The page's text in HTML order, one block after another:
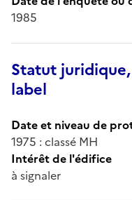
1985
Statut
label
Date et niveau de
1975 : classé MH
Intérêt de l'édifice
à signaler